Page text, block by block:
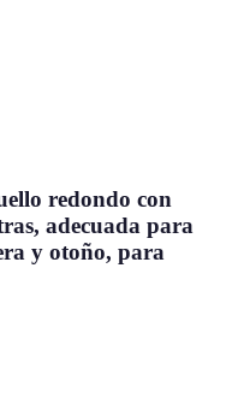
redondo con
adecuada para
y otoño, para